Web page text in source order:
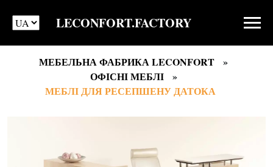
LECONFORT.FACTORY
МЕБЕЛЬНА ФАБРИКА LECONFORT
ОФІСНІ МЕБЛІ
МЕБЛІ ДЛЯ РЕСЕПШЕНУ ДАТОКА